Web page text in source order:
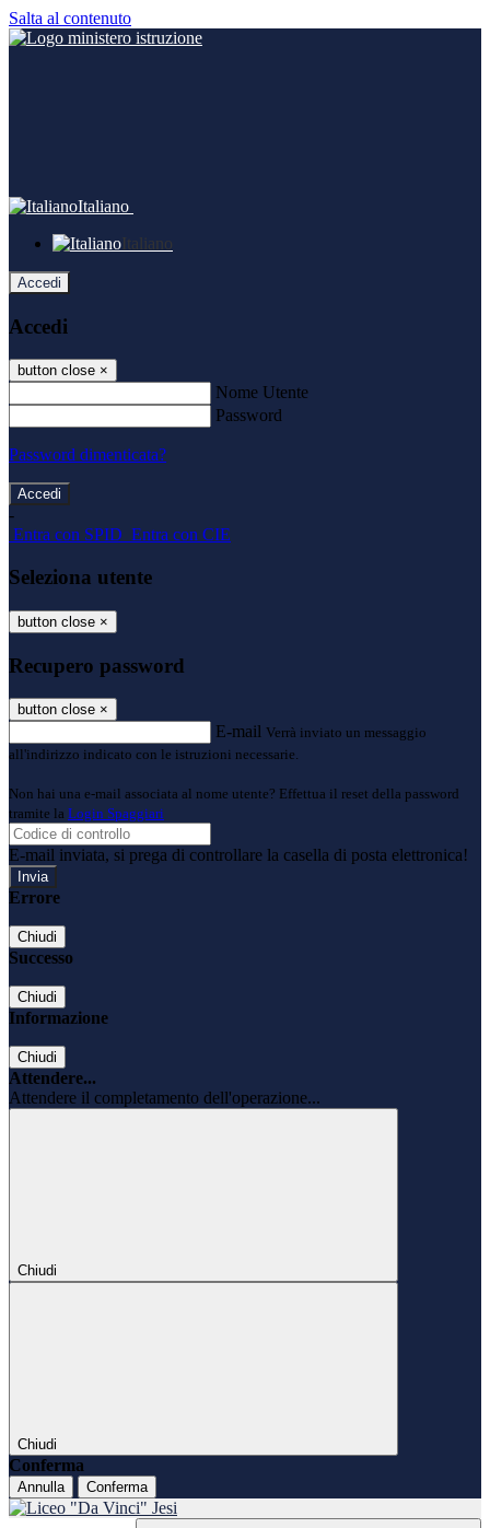
Salta al contenuto
Italiano
Italiano
Accedi
Accedi
button close ×
Nome Utente
Password
Password dimenticata?
-
Entra con SPID Entra con CIE
Seleziona utente
button close ×
Recupero password
button close ×
E-mail Verrà inviato un messaggio
all'indirizzo indicato con le istruzioni necessarie.
Non hai una e-mail associata al nome utente? Effettua il reset della password
tramite la Login Spaggiari
E-mail inviata, si prega di controllare la casella di posta elettronica!
Errore
Chiudi
Successo
Chiudi
Informazione
Chiudi
Attendere...
Attendere il completamento dell'operazione...
Chiudi
Chiudi
Conferma
Annulla Conferma